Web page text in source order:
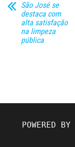
São José se
destaca com
alta satisfação
na limpeza
pública
POWERED BY